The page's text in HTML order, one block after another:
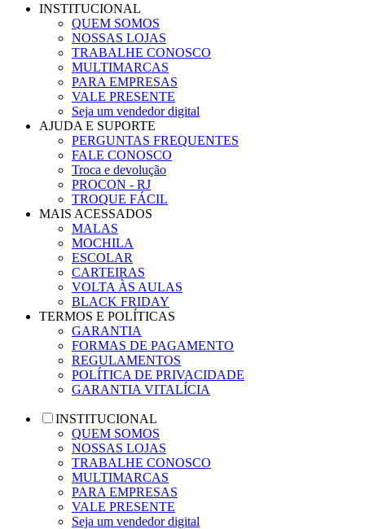
INSTITUCIONAL
QUEM SOMOS
NOSSAS LOJAS
TRABALHE CONOSCO
MULTIMARCAS
PARA EMPRESAS
VALE PRESENTE
Seja um vendedor digital
AJUDA E SUPORTE
PERGUNTAS FREQUENTES
FALE CONOSCO
Troca e devolução
PROCON - RJ
TROQUE FÁCIL
MAIS ACESSADOS
MALAS
MOCHILA
ESCOLAR
CARTEIRAS
VOLTA ÀS AULAS
BLACK FRIDAY
TERMOS E POLÍTICAS
GARANTIA
FORMAS DE PAGAMENTO
REGULAMENTOS
POLÍTICA DE PRIVACIDADE
GARANTIA VITALÍCIA
INSTITUCIONAL
QUEM SOMOS
NOSSAS LOJAS
TRABALHE CONOSCO
MULTIMARCAS
PARA EMPRESAS
VALE PRESENTE
Seja um vendedor digital